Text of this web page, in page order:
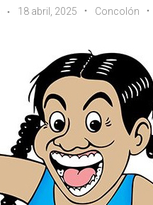
18 abril, 2025 Concolón